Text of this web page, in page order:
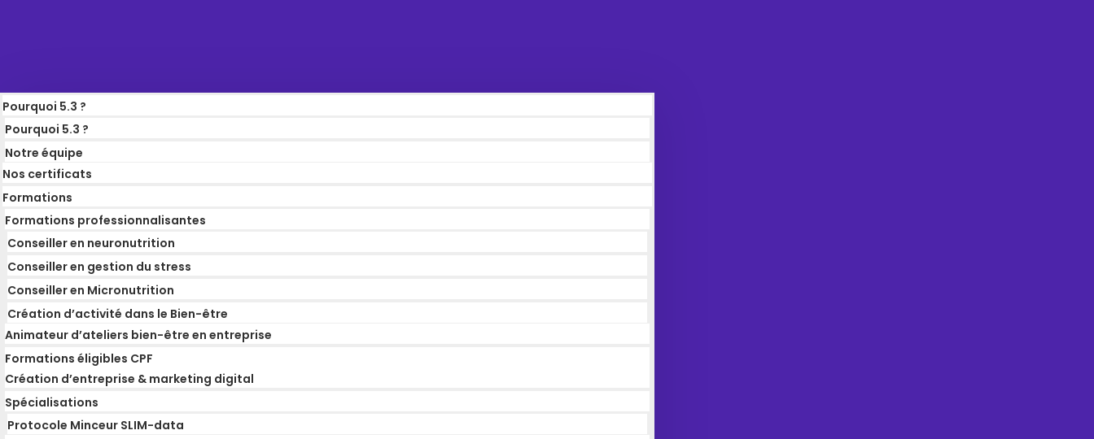
Pourquoi 5.3 ?
Pourquoi 5.3 ?
Notre équipe
Nos certificats
Formations
Formations professionnalisantes
Conseiller en neuronutrition
Conseiller en gestion du stress
Conseiller en Micronutrition
Création d’activité dans le Bien-être
Animateur d’ateliers bien-être en entreprise
Formations éligibles CPF
Création d’entreprise & marketing digital
Spécialisations
Protocole Minceur SLIM-data